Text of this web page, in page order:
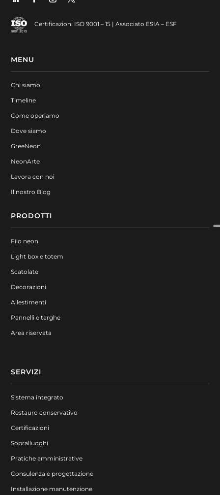
Certificazioni ISO 9001 – 15 | Associato ESIA – ESF
MENU
Chi siamo
Timeline
Come operiamo
Dove siamo
GreeNeon
NeonArte
Lavora con noi
Il nostro Blog
PRODOTTI
Filo neon
Light box e totem
Scatolate
Decorazioni
Allestimenti
Pannelli e targhe
Area riservata
SERVIZI
Sistema integrato
Restauro conservativo
Certificazioni
Sopralluoghi
Pratiche amministrative
Consulenza e progettazione
Installazione manutenzione